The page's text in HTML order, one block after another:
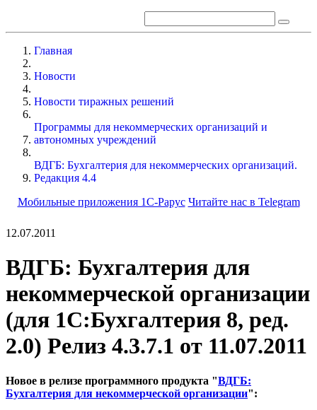
Главная
Новости
Новости тиражных решений
Программы для некоммерческих организаций и
автономных учреждений
ВДГБ: Бухгалтерия для некоммерческих организаций.
Редакция 4.4
Мобильные приложения 1С-Рарус Читайте нас в Telegram
12.07.2011
ВДГБ: Бухгалтерия для
некоммерческой организации
(для 1С:Бухгалтерия 8, ред.
2.0) Релиз 4.3.7.1 от 11.07.2011
Новое в релизе программного продукта "ВДГБ:
Бухгалтерия для некоммерческой организации":